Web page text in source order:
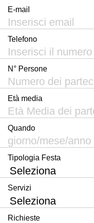
E-mail
Telefono
N° Persone
Età media
Quando
Tipologia Festa
Servizi
Richieste